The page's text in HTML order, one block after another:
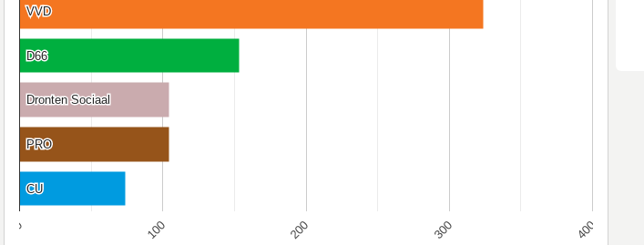
0 100 200 300 400
VVD
VVD
D66
D66
Dronten Sociaal
Dronten Sociaal
PRO
PRO
CU
CU